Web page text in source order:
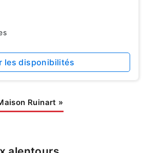
les disponibilités
Ruinart »